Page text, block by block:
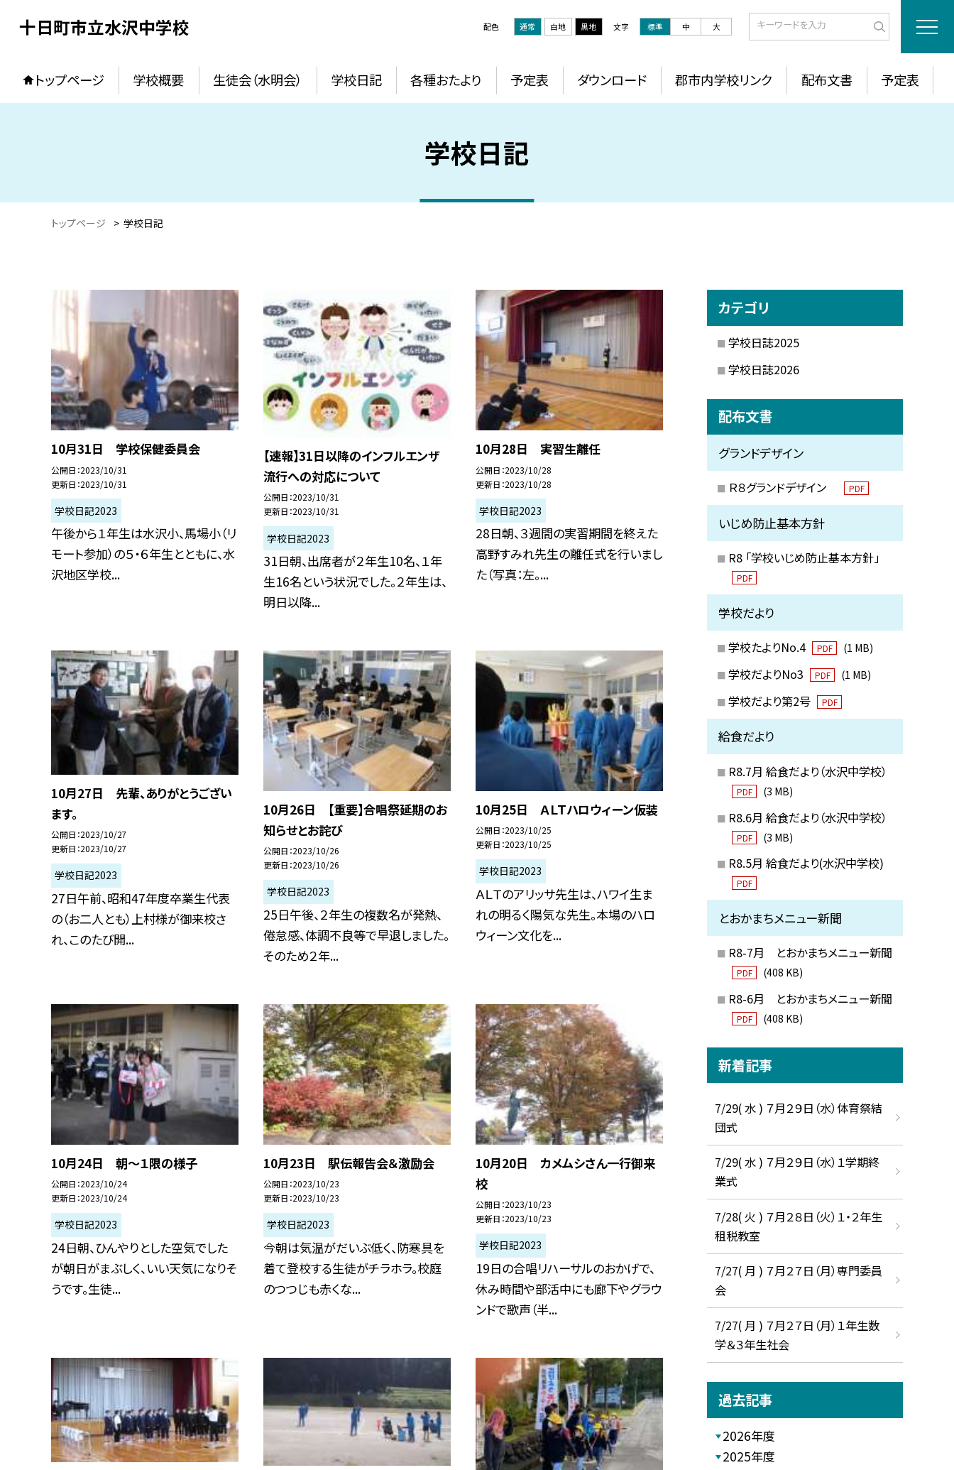
十日町市立水沢中学校 配色 通常 白地 黒地 文字 標準 中 大
トップページ 学校概要 生徒会（水明会） 学校日記 各種おたより 予定表 ダウンロード 郡市内学校リンク 配布文書 予定表
学校日記
トップページ > 学校日記
10月31日 学校保健委員会
公開日 2023/10/31
更新日 2023/10/31
学校日記2023
午後から１年生は水沢小、馬場小（リ
モート参加）の５・６年生とともに、水
沢地区学校...
【速報】31日以降のインフルエンザ
流行への対応について
公開日 2023/10/31
更新日 2023/10/31
学校日記2023
31日朝、出席者が２年生10名、１年
生16名という状況でした。２年生は、
明日以降...
10月28日 実習生離任
公開日 2023/10/28
更新日 2023/10/28
学校日記2023
28日朝、３週間の実習期間を終えた
高野すみれ先生の離任式を行いまし
た（写真：左。...
10月27日 先輩、ありがとうござい
ます。
公開日 2023/10/27
更新日 2023/10/27
学校日記2023
27日午前、昭和47年度卒業生代表
の（お二人とも）上村様が御来校さ
れ、このたび開...
10月26日 【重要】合唱祭延期のお
知らせとお詫び
公開日 2023/10/26
更新日 2023/10/26
学校日記2023
25日午後、２年生の複数名が発熱、
倦怠感、体調不良等で早退しました。
そのため２年...
10月25日 ＡＬＴハロウィーン仮装
公開日 2023/10/25
更新日 2023/10/25
学校日記2023
ＡＬＴのアリッサ先生は、ハワイ生ま
れの明るく陽気な先生。本場のハロ
ウィーン文化を...
10月24日 朝〜１限の様子
公開日 2023/10/24
更新日 2023/10/24
学校日記2023
24日朝、ひんやりとした空気でした
が朝日がまぶしく、いい天気になりそ
うです。生徒...
10月23日 駅伝報告会＆激励会
公開日 2023/10/23
更新日 2023/10/23
学校日記2023
今朝は気温がだいぶ低く、防寒具を
着て登校する生徒がチラホラ。校庭
のつつじも赤くな...
10月20日 カメムシさん一行御来
校
公開日 2023/10/23
更新日 2023/10/23
学校日記2023
19日の合唱リハーサルのおかげで、
休み時間や部活中にも廊下やグラウ
ンドで歌声（半...
カテゴリ
学校日誌2025
学校日誌2026
配布文書
グランドデザイン
Ｒ８グランドデザイン PDF
いじめ防止基本方針
R8 「学校いじめ防止基本方針」
PDF
学校だより
学校たよりNo.4 PDF (1 MB)
学校だよりNo3 PDF (1 MB)
学校だより第2号 PDF
給食だより
R8.7月 給食だより（水沢中学校）
PDF (3 MB)
R8.6月 給食だより（水沢中学校）
PDF (3 MB)
R8.5月 給食だより(水沢中学校)
PDF
とおかまちメニュー新聞
R8-7月 とおかまちメニュー新聞
PDF (408 KB)
R8-6月 とおかまちメニュー新聞
PDF (408 KB)
新着記事
7/29( 水 ) ７月２９日（水）体育祭結
団式
7/29( 水 ) ７月２９日（水）１学期終
業式
7/28( 火 ) ７月２８日（火）１・２年生
租税教室
7/27( 月 ) ７月２７日（月）専門委員
会
7/27( 月 ) ７月２７日（月）１年生数
学＆３年生社会
過去記事
2026年度
2025年度